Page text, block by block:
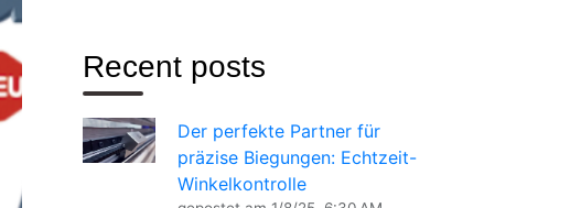
Recent posts
Der perfekte Partner für
präzise Biegungen: Echtzeit-
Winkelkontrolle